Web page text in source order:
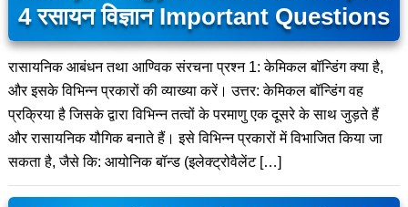
4 रसायन विज्ञान Important Questions
रासायनिक आबंधन तथा आण्विक संरचना प्रश्न 1: केमिकल बॉन्डिंग क्या है,
और इसके विभिन्न प्रकारों की व्याख्या करें। उत्तर: केमिकल बॉन्डिंग वह
प्रक्रिया है जिसके द्वारा विभिन्न तत्वों के परमाणु एक दूसरे के साथ जुड़ते हैं
और रासायनिक यौगिक बनाते हैं। इसे विभिन्न प्रकारों में विभाजित किया जा
सकता है, जैसे कि: आयोनिक बॉन्ड (इलेक्ट्रोवैलेंट […]